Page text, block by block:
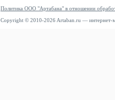
Политика ООО "Артабана" в отношении
Copyright © 2010-2026 Artaban.ru — интернет-